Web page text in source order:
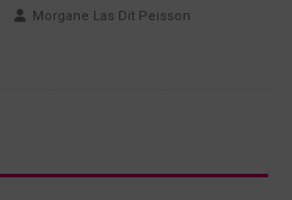
Morgane Las Dit Peisson